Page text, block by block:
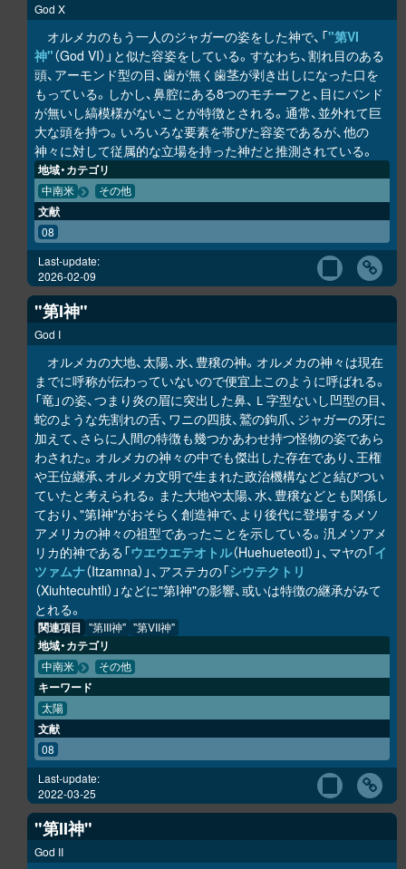
God X
オルメカのもう一人のジャガーの姿をした神で、「"第VI
神"（God VI）」と似た容姿をしている。すなわち、割れ目のある
頭、アーモンド型の目、歯が無く歯茎が剥き出しになった口を
もっている。しかし、鼻腔にある8つのモチーフと、目にバンド
が無いし縞模様がないことが特徴とされる。通常、並外れて巨
大な頭を持つ。いろいろな要素を帯びた容姿であるが、他の
神々に対して従属的な立場を持った神だと推測されている。
地域・カテゴリ
中南米 その他
文献
08
Last-update:
2026-02-09
"第I神"
God I
オルメカの大地、太陽、水、豊穣の神。オルメカの神々は現在
までに呼称が伝わっていないので便宜上このように呼ばれる。
「竜」の姿、つまり炎の眉に突出した鼻、Ｌ字型ないし凹型の目、
蛇のような先割れの舌、ワニの四肢、鷲の鉤爪、ジャガーの牙に
加えて、さらに人間の特徴も幾つかあわせ持つ怪物の姿であら
わされた。オルメカの神々の中でも傑出した存在であり、王権
や王位継承、オルメカ文明で生まれた政治機構などと結びつい
ていたと考えられる。また大地や太陽、水、豊穣などとも関係し
ており、"第I神"がおそらく創造神で、より後代に登場するメソ
アメリカの神々の祖型であったことを示している。汎メソアメ
リカ的神である「ウエウエテオトル（Huehueteotl）」、マヤの「イ
ツァムナ（Itzamna）」、アステカの「シウテクトリ
（Xiuhtecuhtli）」などに"第I神"の影響、或いは特徴の継承がみて
とれる。
関連項目 "第III神" "第VII神"
地域・カテゴリ
中南米 その他
キーワード
太陽
文献
08
Last-update:
2022-03-25
"第II神"
God II